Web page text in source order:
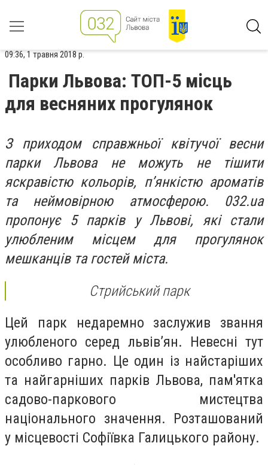
09:36, 1 травня 2018 р.
Парки Львова: ТОП-5 місць
для весняних прогулянок
З приходом справжньої квітучої весни
парки Львова не можуть не тішити
яскравістю кольорів, пʼянкістю ароматів
та неймовірною атмосферою. 032.ua
пропонує 5 парків у Львові, які стали
улюбленим місцем для прогулянок
мешканців та гостей міста.
Стрийський парк
Цей парк недаремно заслужив звання
улюбленого серед львів’ян. Невесні тут
особливо гарно. Це один із найстаріших
та найгарніших парків Львова, пам'ятка
садово-паркового мистецтва
національного значення. Розташований
у місцевості Софіївка Галицького району.